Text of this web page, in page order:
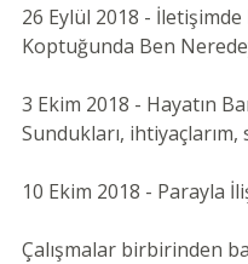
26 Eylül 2018 - İletişimde
Koptuğunda Ben
3 Ekim 2018 - Hayatın
Sundukları, ihtiyaçlarım,
10 Ekim 2018 - Parayla
Çalışmalar birbirinden